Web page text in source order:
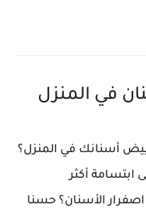
في المنزل
أسنانك في المنزل؟
أكثر
الأسنان؟ حسنا